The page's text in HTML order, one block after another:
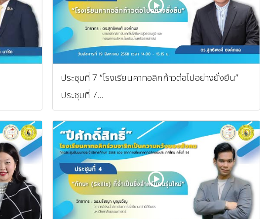
ประชุมที่ 7 “โรงเรียนคาทอลิกก้าวต่อไปอย่างยั่งยืน”
ประชุมที่ 7...